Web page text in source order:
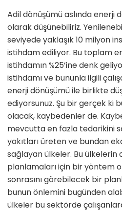
Adil dönüşümü aslında enerji
olarak düşünebiliriz.
seviye­de yaklaşık 10 milyon
istihdam ediliyor. Bu top­lam
istihdamın %25’ine denk
istihdamı ve bununla ilgili
enerji dönüşümü ile bir­likte
ediyorsunuz. Şu bir gerçek ki
ola­cak, kaybedenler de.
mevcutta en fazla tedarikini
yakıtları üreten ve bundan
sağlayan ülkeler. Bu ülkelerin
planlamaları için bir yöntem
sonrasını görebilecek bir
bunun önlemi­ni bugünden
ülkeler bu sektörde